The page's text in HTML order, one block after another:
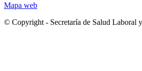
Mapa web
© Copyright - Secretaría de Salud Laboral